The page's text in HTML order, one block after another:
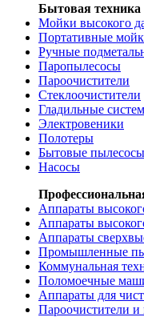
Бытовая техника
Мойки высокого
Портативные
Ручные
Паропылесосы
Пароочистители
Стеклоочистители
Гладильные
Электровеники
Полотеры
Бытовые пылесосы
Насосы
Аппараты
Аппараты
Аппараты
Промышленные
Коммунальная
Поломоечные
Аппараты для
Пароочистители